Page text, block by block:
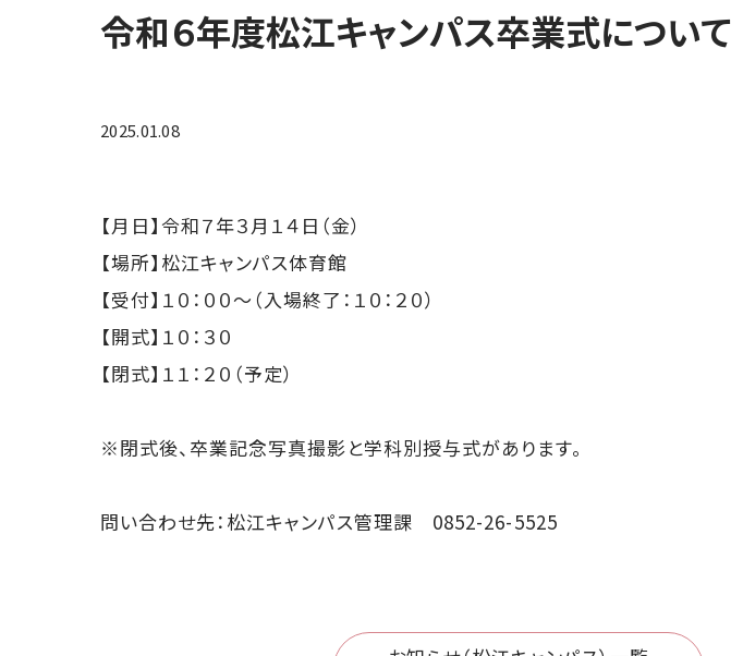
令和６年度松江キャンパス卒業式について
2025.01.08
【月日】令和７年３月１４日（金）
【場所】松江キャンパス体育館
【受付】１０：００～（入場終了：１０：２０）
【開式】１０：３０
【閉式】１１：２０（予定）
※閉式後、卒業記念写真撮影と学科別授与式があります。
問い合わせ先：松江キャンパス管理課 0852-26-5525